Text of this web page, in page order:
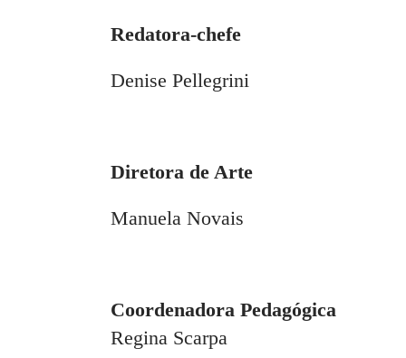
Redatora-chefe
Denise Pellegrini
Diretora de Arte
Manuela Novais
Coordenadora Pedagógica
Regina Scarpa